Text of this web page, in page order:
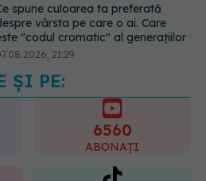
spune culoarea ta preferată
vârsta pe care o ai. Care
"codul cromatic" al generațiilor
21:29
ȘI PE:
6560
ABONAȚI